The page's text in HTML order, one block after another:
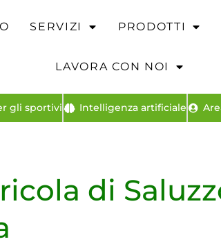
SERVIZI PRODOTTI
LAVORA CON NOI
gli sportivi Intelligenza artificiale
di